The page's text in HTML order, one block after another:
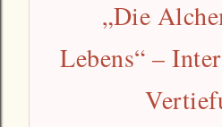
„Die
Lebens“ –